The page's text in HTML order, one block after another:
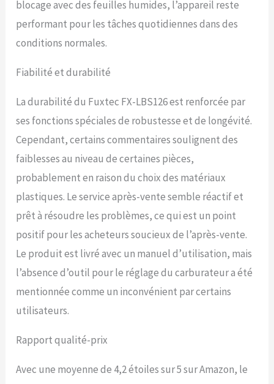
blocage avec des feuilles humides, l’appareil reste
performant pour les tâches quotidiennes dans des
conditions normales.
Fiabilité et durabilité
La durabilité du Fuxtec FX-LBS126 est renforcée par
ses fonctions spéciales de robustesse et de longévité.
Cependant, certains commentaires soulignent des
faiblesses au niveau de certaines pièces,
probablement en raison du choix des matériaux
plastiques. Le service après-vente semble réactif et
prêt à résoudre les problèmes, ce qui est un point
positif pour les acheteurs soucieux de l’après-vente.
Le produit est livré avec un manuel d’utilisation, mais
l’absence d’outil pour le réglage du carburateur a été
mentionnée comme un inconvénient par certains
utilisateurs.
Rapport qualité-prix
Avec une moyenne de 4,2 étoiles sur 5 sur Amazon, le